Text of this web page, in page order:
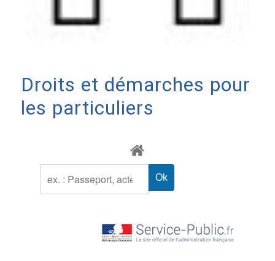
Droits et démarches pour
les particuliers